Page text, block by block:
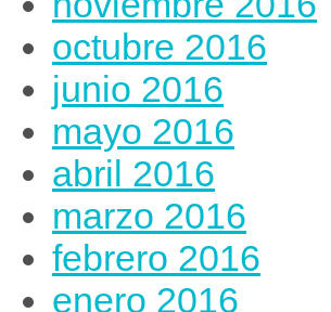
octubre 2016
junio 2016
mayo 2016
abril 2016
marzo 2016
febrero 2016
enero 2016